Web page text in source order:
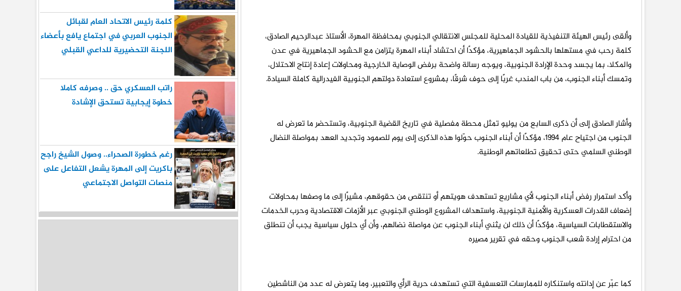
كلمة رئيس الاتحاد العام لقبائل
الجنوب العربي في اجتماع يافع بأعضاء
اللجنة التحضيرية للداعي القبلي
راتب العسكري حق .. وصرفه كاملا
خطوة إيجابية تستحق الإشادة
رغم خطورة الصحراء.. وصول الشيخ راجح
باكريت إلى المهرة يشعل التفاعل على
منصات التواصل الاجتماعي
وألقى رئيس الهيئة التنفيذية للقيادة المحلية للمجلس الانتقالي الجنوبي بمحافظة المهرة، الأستاذ عبدالرحيم الصادق،
كلمة رحب في مستهلها بالحشود الجماهيرية، مؤكدًا أن احتشاد أبناء المهرة يتزامن مع الحشود الجماهيرية في عدن
والمكلا، بما يجسد وحدة الإرادة الجنوبية، ويوجه رسالة واضحة برفض الوصاية الخارجية ومحاولات إعادة إنتاج الاحتلال،
وتمسك أبناء الجنوب، من باب المندب غربًا إلى حوف شرقًا، بمشروع استعادة دولتهم الجنوبية الفيدرالية كاملة السيادة.
وأشار الصادق إلى أن ذكرى السابع من يوليو تمثل محطة مفصلية في تاريخ القضية الجنوبية، وتستحضر ما تعرض له
الجنوب من اجتياح عام 1994، مؤكدًا أن أبناء الجنوب حوّلوا هذه الذكرى إلى يوم للصمود وتجديد العهد بمواصلة النضال
الوطني السلمي حتى تحقيق تطلعاتهم الوطنية.
وأكد استمرار رفض أبناء الجنوب لأي مشاريع تستهدف هويتهم أو تنتقص من حقوقهم، مشيرًا إلى ما وصفها بمحاولات
إضعاف القدرات العسكرية والأمنية الجنوبية، واستهداف المشروع الوطني الجنوبي عبر الأزمات الاقتصادية وحرب الخدمات
والاستقطابات السياسية، مؤكدًا أن ذلك لن يثني أبناء الجنوب عن مواصلة نضالهم، وأن أي حلول سياسية يجب أن تنطلق
من احترام إرادة شعب الجنوب وحقه في تقرير مصيره
كما عبّر عن إدانته واستنكاره للممارسات التعسفية التي تستهدف حرية الرأي والتعبير، وما يتعرض له عدد من الناشطين